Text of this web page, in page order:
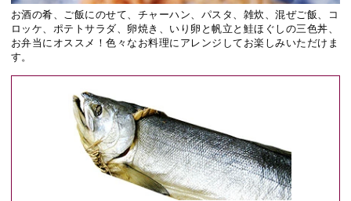
お酒の肴、ご飯にのせて、チャーハン、パスタ、雑炊、混ぜご飯、コ
ロッケ、ポテトサラダ、卵焼き、いり卵と帆立と鮭ほぐしの三色丼、
お弁当にオススメ！色々なお料理にアレンジしてお楽しみいただけま
す。